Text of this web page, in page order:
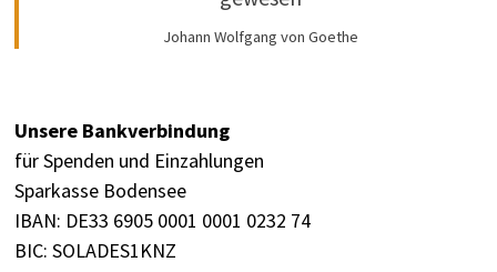
Johann Wolfgang von Goethe
Unsere Bankverbindung
für Spenden und Einzahlungen
Sparkasse Bodensee
IBAN: DE33 6905 0001 0001 0232 74
BIC: SOLADES1KNZ